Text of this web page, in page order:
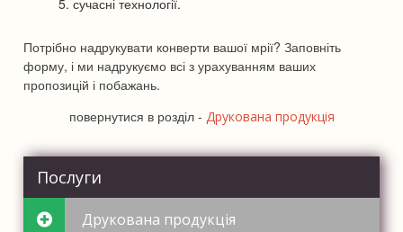
сучасні технології.
Потрібно надрукувати конверти вашої мрії? Заповніть
форму, і ми надрукуємо всі з урахуванням ваших
пропозицій і побажань.
повернутися в розділ - Друкована продукція
Послуги
Друкована продукція